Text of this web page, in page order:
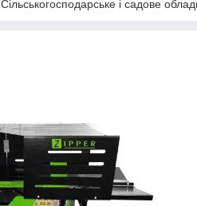
Сільськогосподарське і садове